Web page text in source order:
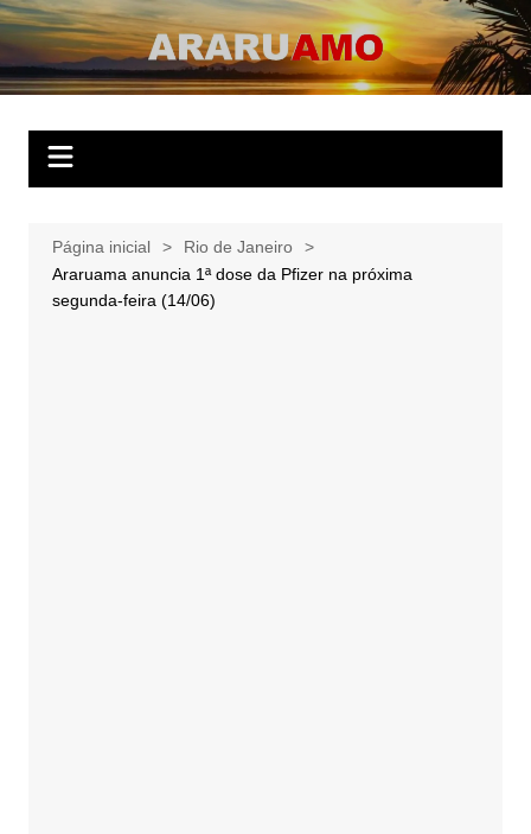
Ir
para
o
ARARUAMO
O website apaixonado por Araruama!
Página inicial
Rio de Janeiro
Araruama anuncia 1ª dose da Pfizer na próxima
segunda-feira (14/06)